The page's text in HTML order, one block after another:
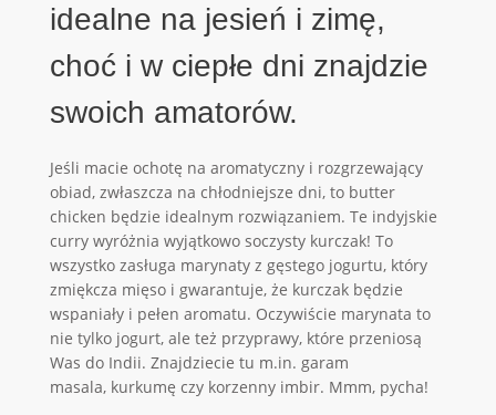
idealne na jesień i zimę,
choć i w ciepłe dni znajdzie
swoich amatorów.
Jeśli macie ochotę na aromatyczny i rozgrzewający
obiad, zwłaszcza na chłodniejsze dni, to butter
chicken będzie idealnym rozwiązaniem. Te indyjskie
curry wyróżnia wyjątkowo soczysty kurczak! To
wszystko zasługa marynaty z gęstego jogurtu, który
zmiękcza mięso i gwarantuje, że kurczak będzie
wspaniały i pełen aromatu. Oczywiście marynata to
nie tylko jogurt, ale też przyprawy, które przeniosą
Was do Indii. Znajdziecie tu m.in. garam
masala, kurkumę czy korzenny imbir. Mmm, pycha!